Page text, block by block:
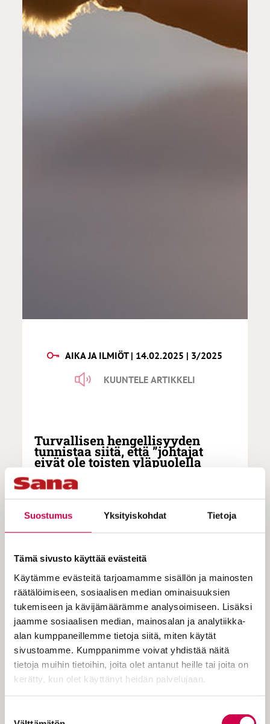
Suostumus Yksityiskohdat Tietoja
Tämä sivusto käyttää evästeitä
Käytämme evästeitä tarjoamamme sisällön ja mainosten
räätälöimiseen, sosiaalisen median ominaisuuksien
tukemiseen ja kävijämäärämme analysoimiseen. Lisäksi
jaamme sosiaalisen median, mainosalan ja analytiikka-
alan kumppaneillemme tietoja siitä, miten käytät
sivustoamme. Kumppanimme voivat yhdistää näitä
tietoja muihin tietoihin, joita olet antanut heille tai joita on
kerätty, kun olet käyttänyt heidän palvelujaan.
AIKA JA ILMIÖT | 14.02.2025 | 3/2025
KUUNTELE ARTIKKELI
Turvallisen hengellisyyden
tunnistaa siitä, että ”johtajat
eivät ole toisten yläpuolella
olevia auktoriteetteja, joita ei saa
kyseenalaistaa”
kehittämisen asiantuntija Mikko
Wirtanen, jyväskyläläinen pappi Ulla
Palola ja seurakuntaneuvos Thorleif
Johansson pohtivat, millaista on
turvallinen hengellisyys. Yksi
turvallisen hengellisyyden
tuntomerkki on se, että se tukee
ihmistä kokonaisvaltaisesti.